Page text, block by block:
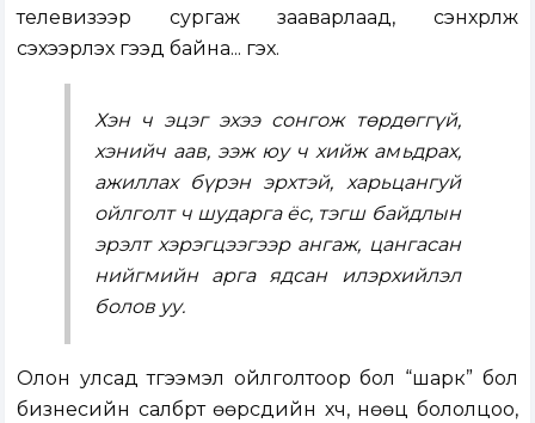
телевизээр сургаж зааварлаад, сэнхрүүлж
сэхээрүүлэх гээд байна... гэх.
Хэн ч эцэг эхээ сонгож төрдөггүй,
хэнийч аав, ээж юу ч хийж амьдрах,
ажиллах бүрэн эрхтэй, харьцангуй
ойлголт ч шударга ёс, тэгш байдлын
эрэлт хэрэгцээгээр ангаж, цангасан
нийгмийн арга ядсан илэрхийлэл
болов уу.
Олон улсад түгээмэл ойлголтоор бол “шарк” бол
бизнесийн салбрт өөрсдийн хүч, нөөц бололцоо,